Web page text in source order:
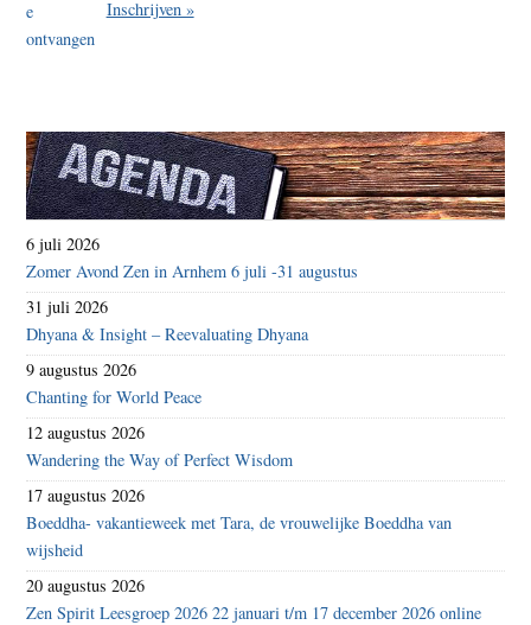
Inschrijven »
6 juli 2026
Zomer Avond Zen in Arnhem 6 juli -31 augustus
31 juli 2026
Dhyana & Insight – Reevaluating Dhyana
9 augustus 2026
Chanting for World Peace
12 augustus 2026
Wandering the Way of Perfect Wisdom
17 augustus 2026
Boeddha- vakantieweek met Tara, de vrouwelijke Boeddha van
wijsheid
20 augustus 2026
Zen Spirit Leesgroep 2026 22 januari t/m 17 december 2026 online